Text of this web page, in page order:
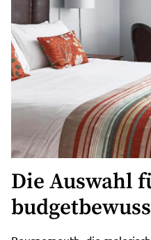
Die Auswahl
Günstige